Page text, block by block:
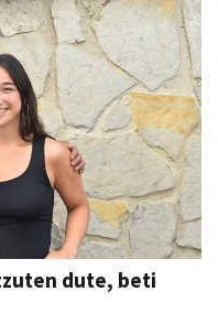
dute, beti